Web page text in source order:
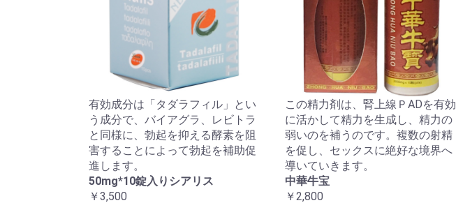
有効成分は「タダラフィル」とい
う成分で、バイアグラ、レビトラ
と同様に、勃起を抑える酵素を阻
害することによって勃起を補助促
進します。
50mg*10錠入りシアリス
￥3,500
この精力剤は、腎上線ＰADを有効
に活かして精力を生成し、精力の
弱いのを補うのです。複数の射精
を促し、セックスに絶好な境界へ
導いていきます。
中華牛宝
￥2,800